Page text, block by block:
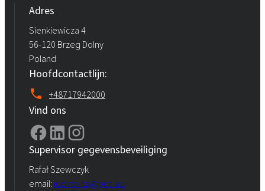
Adres
Sienkiewicza 4
56-120 Brzeg Dolny
Poland
Hoofdcontactlijn:
+48717942000
Vind ons
Supervisor gegevensbeveiliging
Rafał Szewczyk
email: iod.rokita@pcc.eu